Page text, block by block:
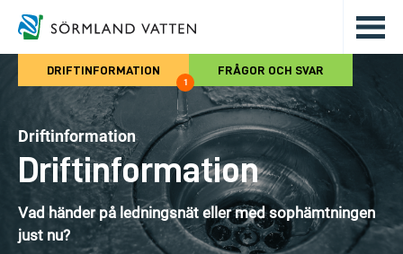
Hoppa till det huvudsakliga
DRIFTINFORMATION
1
FRÅGOR OCH SVAR
Driftinformation
Driftinformation
Vad händer på ledningsnät eller med sophämtningen
just nu?